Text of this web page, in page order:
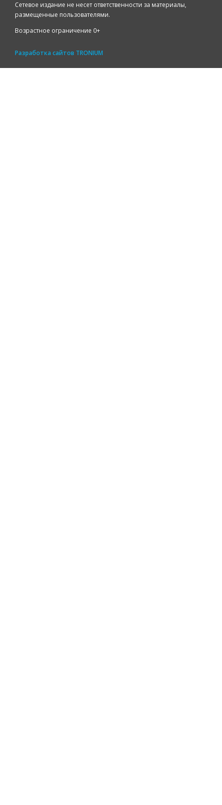
Сетевое издание не несет ответственности за материалы,
размещенные пользователями.
Возрастное ограничение 0+
Разработка сайтов TRONIUM